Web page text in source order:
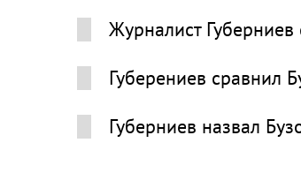
Журналист Губерниев
Губерениев сравнил
Губерниев назвал